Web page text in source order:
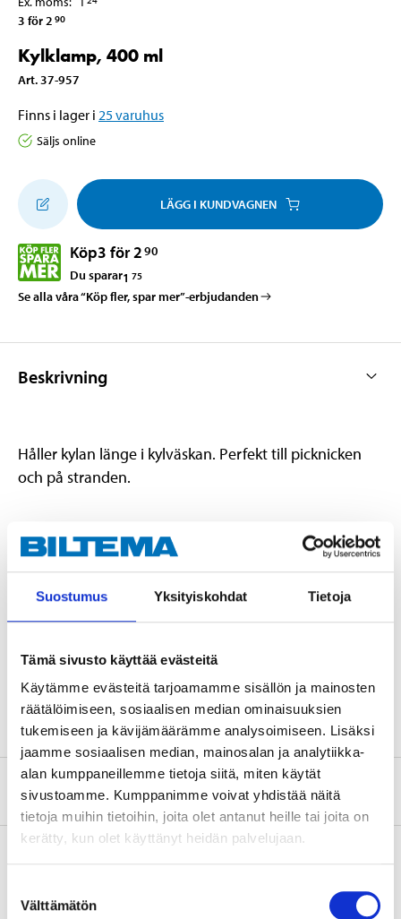
Suostumus Yksityiskohdat Tietoja
Tämä sivusto käyttää evästeitä
Käytämme evästeitä tarjoamamme sisällön ja mainosten
räätälöimiseen, sosiaalisen median ominaisuuksien
tukemiseen ja kävijämäärämme analysoimiseen. Lisäksi
jaamme sosiaalisen median, mainosalan ja analytiikka-
alan kumppaneillemme tietoja siitä, miten käytät
sivustoamme. Kumppanimme voivat yhdistää näitä
tietoja muihin tietoihin, joita olet antanut heille tai joita on
kerätty, kun olet käyttänyt heidän palvelujaan.
valinta
Välttämätön
3 för 2 90
Kylklamp, 400 ml
Art. 37-957
Finns i lager i 25varuhus
Säljs online
LÄGG I KUNDVAGNEN
Köp3 för 290
Du sparar1 75
Se alla våra “Köp fler, spar mer”-erbjudanden
Beskrivning
Håller kylan länge i kylväskan. Perfekt till picknicken
och på stranden.
Teknisk specifikation
Volym
400 ml
Bredd
Höjd
3,2 cm
Om tillverkaren